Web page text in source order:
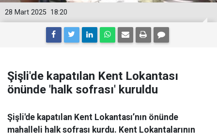
18:20
28 Mart 2025
Şişli'de kapatılan Kent Lokantası
önünde 'halk sofrası' kuruldu
Şişli'de kapatılan Kent Lokantası’nın önünde
mahalleli halk sofrası kurdu. Kent Lokantalarının